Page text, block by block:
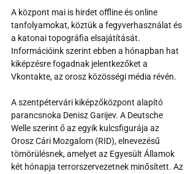
A központ mai is hirdet offline és online
tanfolyamokat, köztük a fegyverhasználat és
a katonai topográfia elsajátítását.
Információink szerint ebben a hónapban hat
kiképzésre fogadnak jelentkezőket a
Vkontakte, az orosz közösségi média révén.
A szentpétervári kiképzőközpont alapító
parancsnoka Denisz Garijev. A Deutsche
Welle szerint ő az egyik kulcsfigurája az
Orosz Cári Mozgalom (RID), elnevezésű
tömörülésnek, amelyet az Egyesült Államok
két hónapja terrorszervezetnek minősített. Az